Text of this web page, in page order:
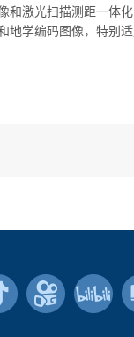
和激光扫描测距一体
地学编码图像，特别